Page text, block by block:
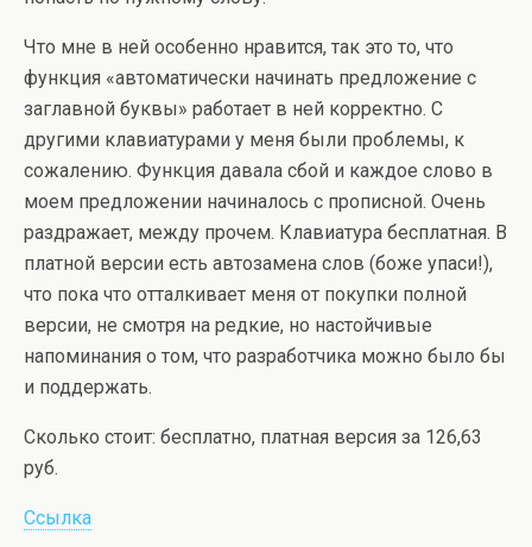
Что мне в ней особенно нравится, так это то, что
функция «автоматически начинать предложение с
заглавной буквы» работает в ней корректно. С
другими клавиатурами у меня были проблемы, к
сожалению. Функция давала сбой и каждое слово в
моем предложении начиналось с прописной. Очень
раздражает, между прочем. Клавиатура бесплатная. В
платной версии есть автозамена слов (боже упаси!),
что пока что отталкивает меня от покупки полной
версии, не смотря на редкие, но настойчивые
напоминания о том, что разработчика можно было бы
и поддержать.
Сколько стоит: бесплатно, платная версия за 126,63
руб.
Ссылка